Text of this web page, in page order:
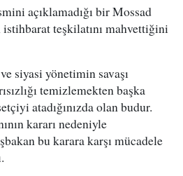
açıklamadığı bir Mossad
teşkilatını mahvettiğini
siyasi yönetimin savaşı
temizlemekten başka
atadığınızda olan budur.
kararı nedeniyle
bu karara karşı mücadele